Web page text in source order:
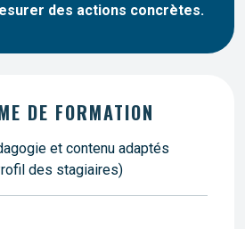
des actions concrètes.
DE FORMATION
et contenu adaptés
des stagiaires)